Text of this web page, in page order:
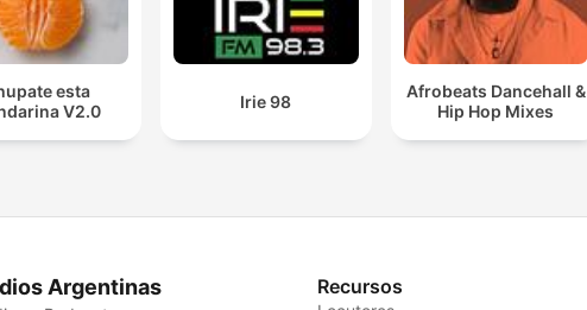
esta
V2.0
Irie 98
Afrobeats Dancehall &
Hip Hop Mixes
Argentinas Recursos